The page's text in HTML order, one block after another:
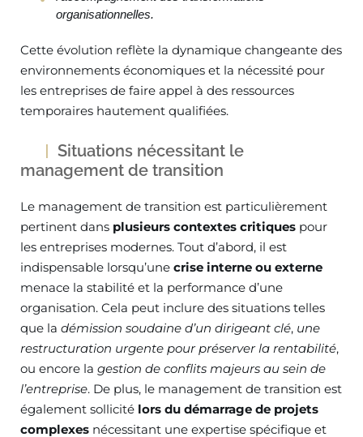
organisationnelles.
Cette évolution reflète la dynamique changeante des
environnements économiques et la nécessité pour
les entreprises de faire appel à des ressources
temporaires hautement qualifiées.
Situations nécessitant le
management de transition
Le management de transition est particulièrement
pertinent dans plusieurs contextes critiques pour
les entreprises modernes. Tout d’abord, il est
indispensable lorsqu’une crise interne ou externe
menace la stabilité et la performance d’une
organisation. Cela peut inclure des situations telles
que la démission soudaine d’un dirigeant clé, une
restructuration urgente pour préserver la rentabilité,
ou encore la gestion de conflits majeurs au sein de
l’entreprise. De plus, le management de transition est
également sollicité lors du démarrage de projets
complexes nécessitant une expertise spécifique et